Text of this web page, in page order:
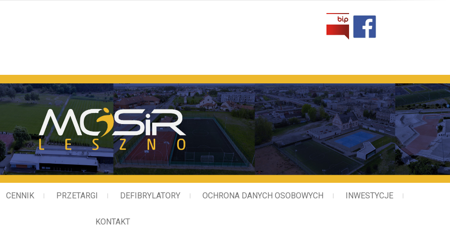
Miejski Ośrodek Sportu i Rekreacji w Lesznie
CENNIK PRZETARGI DEFIBRYLATORY OCHRONA DANYCH OSOBOWYCH INWESTYCJE
KONTAKT